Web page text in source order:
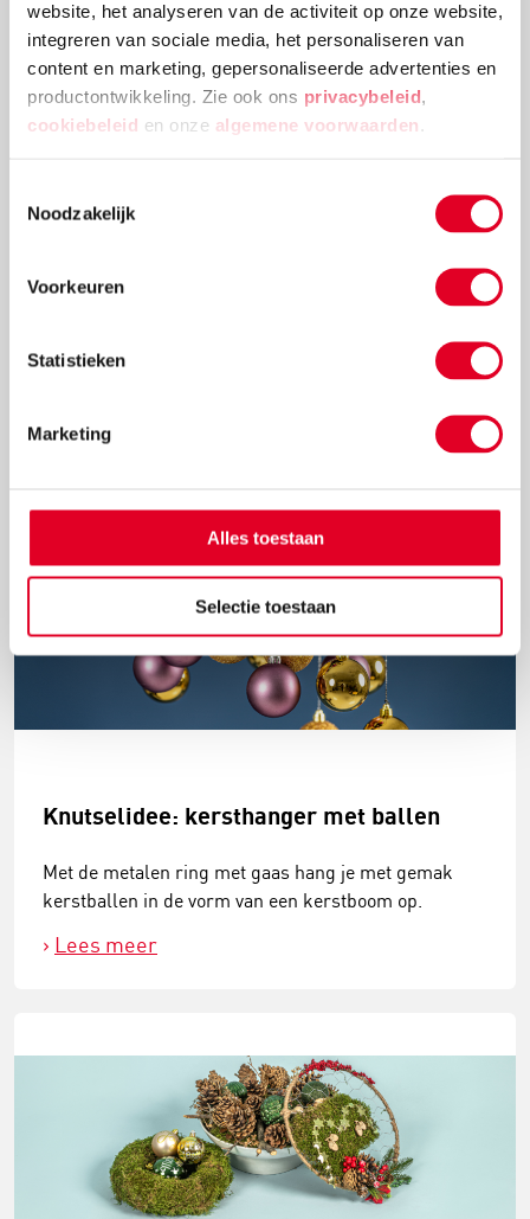
website, het analyseren van de activiteit op onze website,
integreren van sociale media, het personaliseren van
content en marketing, gepersonaliseerde advertenties en
productontwikkeling. Zie ook ons privacybeleid,
cookiebeleid en onze algemene voorwaarden .
Noodzakelijk
Voorkeuren
Statistieken
Marketing
Alles toestaan
Selectie toestaan
Knutselidee: kerstballenboom maken
verschillende groottes van kerstballen en
Lees meer
Knutselidee: kersthanger met ballen
Met de metalen ring met gaas hang je met gemak
kerstballen in de vorm van een kerstboom op.
Lees meer